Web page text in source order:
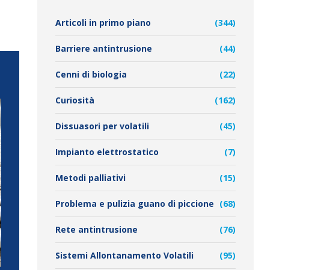
Articoli in primo piano (344)
Barriere antintrusione (44)
Cenni di biologia (22)
Curiosità (162)
Dissuasori per volatili (45)
Impianto elettrostatico (7)
Metodi palliativi (15)
Problema e pulizia guano di piccione (68)
Rete antintrusione (76)
Sistemi Allontanamento Volatili (95)